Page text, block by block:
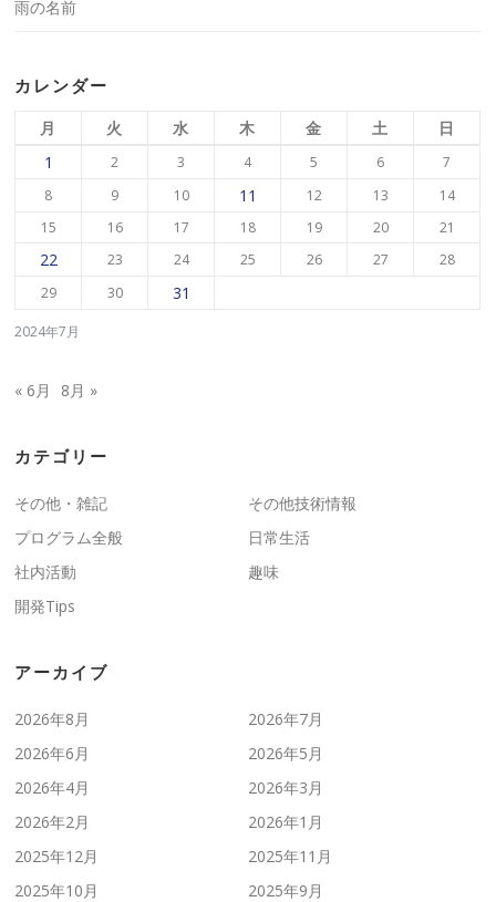
雨の名前
カレンダー
2024年7月
月 火 水 木 金 土
日
1
2 3 4 5 6
7
8
9 10 11 12 13
14
15
16 17 18 19 20 21
22 23 24 25 26 27
28
29
30 31
« 6月 8月 »
カテゴリー
その他・雑記
その他技術情報
プログラム全般
日常生活
社内活動
趣味
開発Tips
アーカイブ
2026年8月
2026年7月
2026年6月
2026年5月
2026年4月
2026年3月
2026年2月
2026年1月
2025年12月
2025年11月
2025年10月
2025年9月